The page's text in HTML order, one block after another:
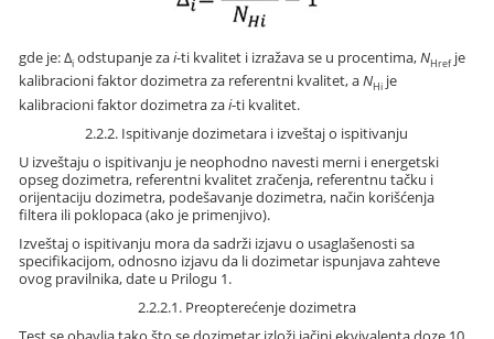
gde je: Δi odstupanje zai-ti kvalitet i izražava se u procentima,NHrefje
kalibracioni faktor dozimetra za referentni kvalitet, aNHi je
kalibracioni faktor dozimetra zai-ti kvalitet.
2.2.2. Ispitivanje dozimetara i izveštaj o ispitivanju
U izveštaju o ispitivanju je neophodno navesti merni i energetski
opseg dozimetra, referentni kvalitet zračenja, referentnu tačku i
orijentaciju dozimetra, podešavanje dozimetra, način korišćenja
filtera ili poklopaca (ako je primenjivo).
Izveštaj o ispitivanju mora da sadrži izjavu o usaglašenosti sa
specifikacijom, odnosno izjavu da li dozimetar ispunjava zahteve
ovog pravilnika, date u Prilogu 1.
2.2.2.1. Preopterećenje dozimetra